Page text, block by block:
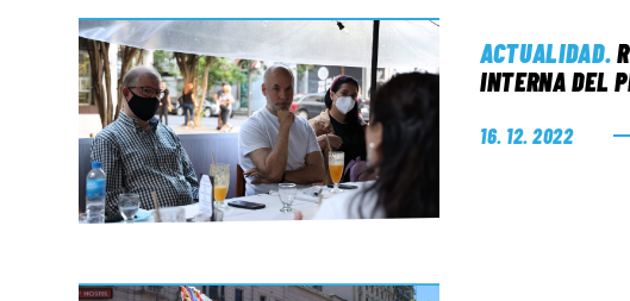
ACTUALIDAD.
INTERNA DEL
16. 12. 2022